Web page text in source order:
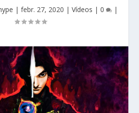
| febr. 27, 2020 | Vídeos | 0 |